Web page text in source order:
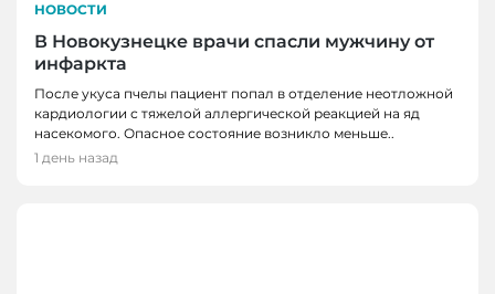
НОВОСТИ
В Новокузнецке врачи спасли мужчину от
инфаркта
После укуса пчелы пациент попал в отделение неотложной
кардиологии с тяжелой аллергической реакцией на яд
насекомого. Опасное состояние возникло меньше..
1 день назад